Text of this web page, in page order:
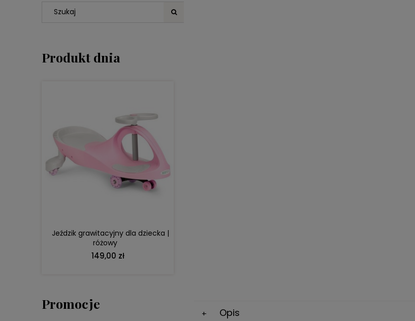
Produkt dnia
Jeździk grawitacyjny dla dziecka |
różowy
149,00 zł
DO KOSZYKA
Promocje
Opis